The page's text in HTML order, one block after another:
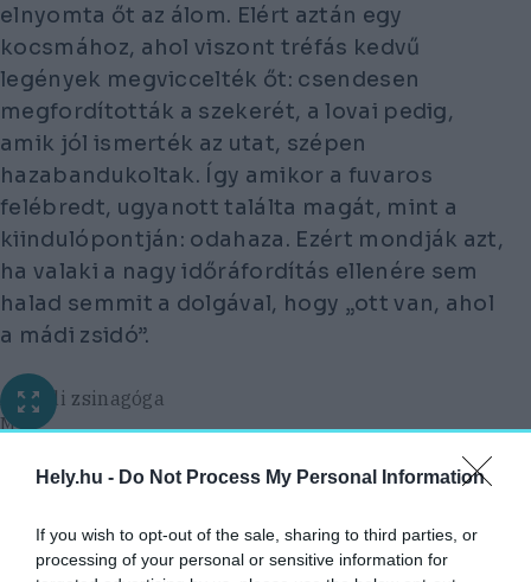
Hely.hu - Do Not Process My Personal Information
If you wish to opt-out of the sale, sharing to third parties, or
processing of your personal or sensitive information for
elnyomta őt az álom. Elért aztán egy
kocsmához, ahol viszont tréfás kedvű
legények megviccelték őt: csendesen
megfordították a szekerét, a lovai pedig,
amik jól ismerték az utat, szépen
hazabandukoltak. Így amikor a fuvaros
felébredt, ugyanott találta magát, mint a
kiindulópontján: odahaza. Ezért mondják azt,
ha valaki a nagy időráfordítás ellenére sem
halad semmit a dolgával, hogy „ott van, ahol
a mádi zsidó”.
A mádi zsinagóga
MTI
A ZSINAGÓGA BELSŐ TERÉBEN NÉGY
KILENC TÉRRE OSZTOTT NAGYTEREMBEN
KÖZÉPEN KUPOLA FEDI A TERET A